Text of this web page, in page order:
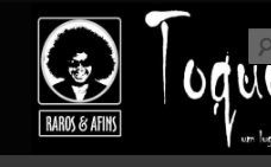
conteúdo
principalToque Musical
Um lugar para quem escuta música